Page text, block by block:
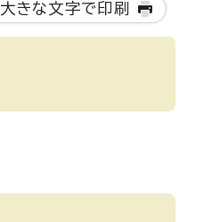
大きな文字で印刷